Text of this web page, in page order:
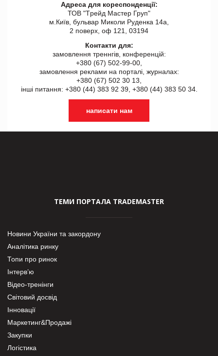
Адреса для кореспонденції:
ТОВ "Tрейд Мастер Груп"
м.Київ, бульвар Миколи Руденка 14а,
2 поверх, оф 121, 03194
Контакти для:
замовлення треннгів, конференцій:
+380 (67) 502-99-00,
замовлення реклами на порталі, журналах:
+380 (67) 502 30 13,
інші питання: +380 (44) 383 92 39, +380 (44) 383 50 34.
написати нам
ТЕМИ ПОРТАЛА TRADEMASTER
Новини України та закордону
Аналітика ринку
Топи про ринок
Інтерв’ю
Відео-тренінги
Світовий досвід
Інновації
Маркетинг&Продажі
Закупки
Логістика